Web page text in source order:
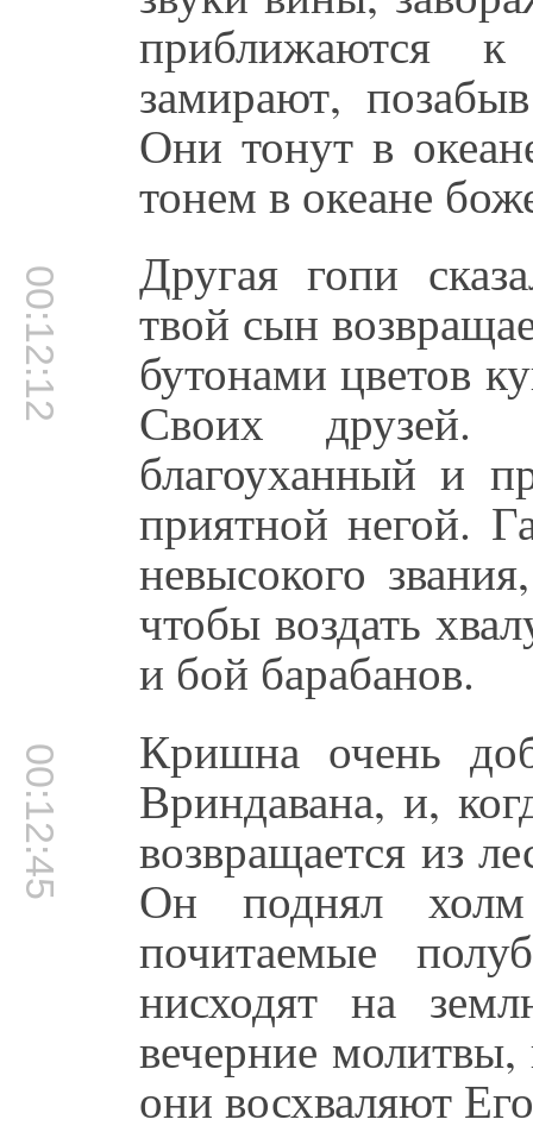
приближаются
замирают,
Они тонут в
тонем в океане
00:12:12 Другая гопи
твой сын
бутонами цветов
Своих
благоуханный и
приятной негой.
невысокого
чтобы воздать
и бой барабанов.
00:12:45 Кришна очень
Вриндавана, и,
возвращается из
Он поднял холм
почитаемые
нисходят на
вечерние
они восхваляют